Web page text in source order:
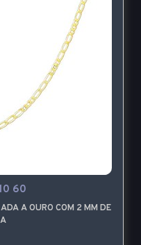
60
A OURO COM 2 MM DE